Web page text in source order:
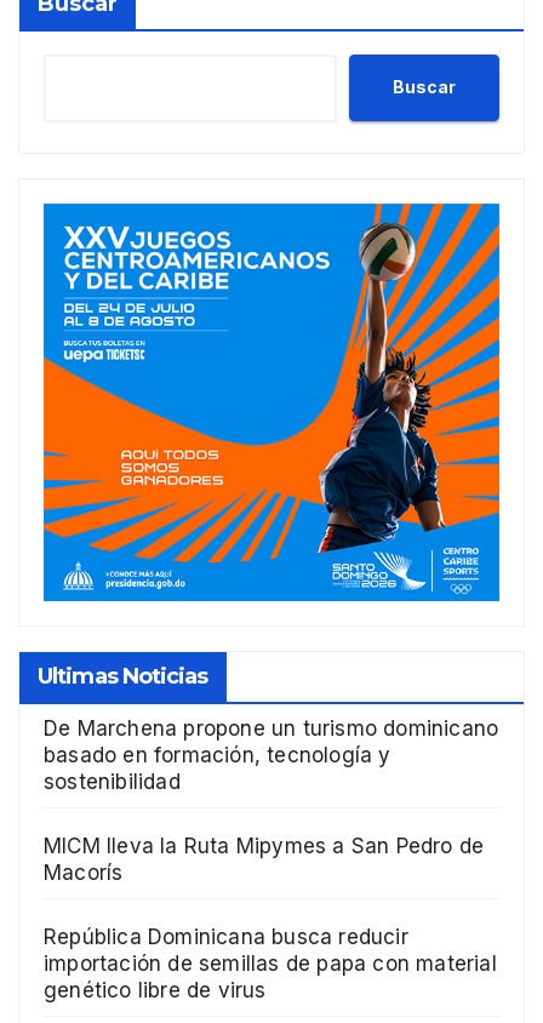
Buscar
Ultimas Noticias
De Marchena propone un turismo dominicano
basado en formación, tecnología y
sostenibilidad
MICM lleva la Ruta Mipymes a San Pedro de
Macorís
República Dominicana busca reducir
importación de semillas de papa con material
genético libre de virus